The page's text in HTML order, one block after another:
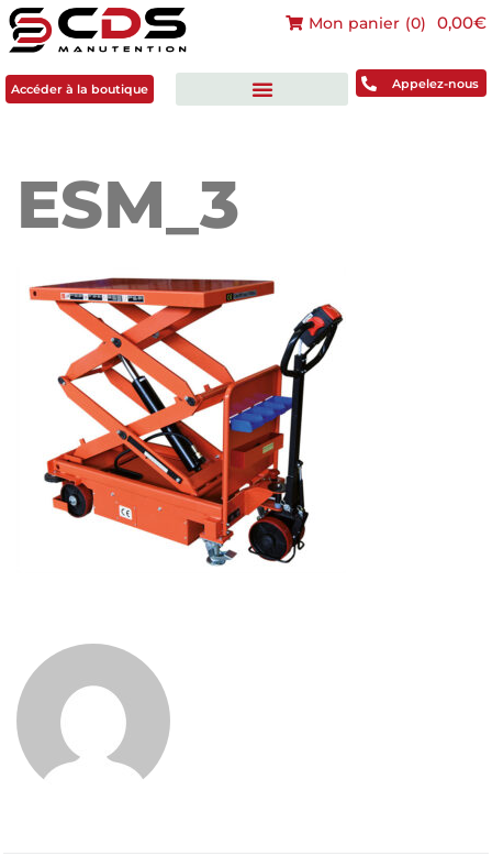
Accéder à la boutique
Mon panier (0) 0,00€
Appelez-nous
ESM_3